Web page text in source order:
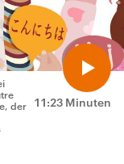
11:23 Minuten
der